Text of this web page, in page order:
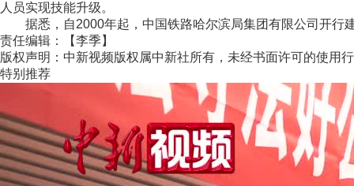
人员实现技能升级。
据悉，自2000年起，中国铁路哈尔滨局集团有限公司开行建
责任编辑：【李季】
版权声明：中新视频版权属中新社所有，未经书面许可的使用
特别推荐